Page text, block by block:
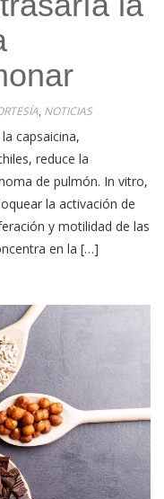
, NOTICIAS
capsaicina,
reduce la
de pulmón. In vitro,
la activación de
y motilidad de las
en la […]